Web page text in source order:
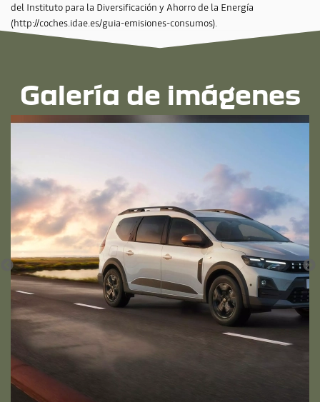
del Instituto para la Diversificación y Ahorro de la Energía
(http://coches.idae.es/guia-emisiones-consumos).
Galería de imágenes